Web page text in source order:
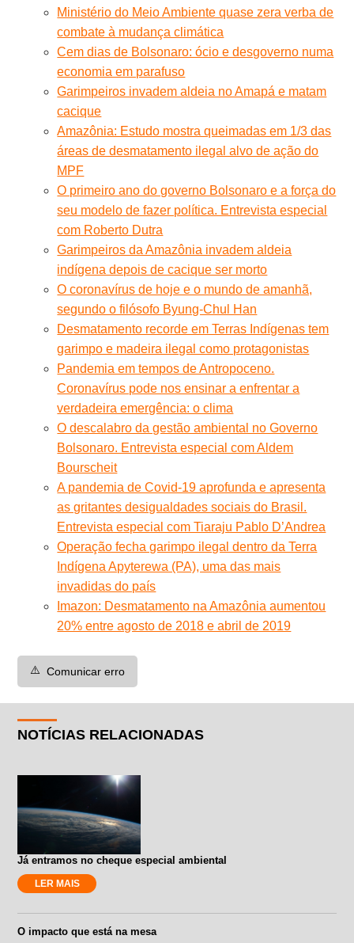
Ministério do Meio Ambiente quase zera verba de
combate à mudança climática
Cem dias de Bolsonaro: ócio e desgoverno numa
economia em parafuso
Garimpeiros invadem aldeia no Amapá e matam
cacique
Amazônia: Estudo mostra queimadas em 1/3 das
áreas de desmatamento ilegal alvo de ação do
MPF
O primeiro ano do governo Bolsonaro e a força do
seu modelo de fazer política. Entrevista especial
com Roberto Dutra
Garimpeiros da Amazônia invadem aldeia
indígena depois de cacique ser morto
O coronavírus de hoje e o mundo de amanhã,
segundo o filósofo Byung-Chul Han
Desmatamento recorde em Terras Indígenas tem
garimpo e madeira ilegal como protagonistas
Pandemia em tempos de Antropoceno.
Coronavírus pode nos ensinar a enfrentar a
verdadeira emergência: o clima
O descalabro da gestão ambiental no Governo
Bolsonaro. Entrevista especial com Aldem
Bourscheit
A pandemia de Covid-19 aprofunda e apresenta
as gritantes desigualdades sociais do Brasil.
Entrevista especial com Tiaraju Pablo D’Andrea
Operação fecha garimpo ilegal dentro da Terra
Indígena Apyterewa (PA), uma das mais
invadidas do país
Imazon: Desmatamento na Amazônia aumentou
20% entre agosto de 2018 e abril de 2019
⚠️ Comunicar erro
NOTÍCIAS RELACIONADAS
Já entramos no cheque especial ambiental
LER MAIS
O impacto que está na mesa